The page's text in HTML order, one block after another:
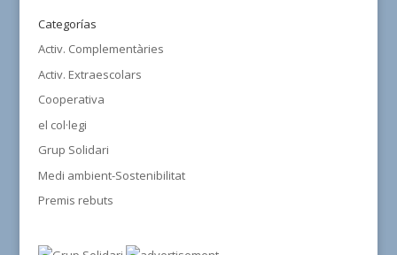
Categorías
Activ. Complementàries
Activ. Extraescolars
Cooperativa
el col·legi
Grup Solidari
Medi ambient-Sostenibilitat
Premis rebuts